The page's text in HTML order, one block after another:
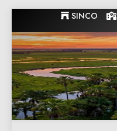
to
content
SINCO